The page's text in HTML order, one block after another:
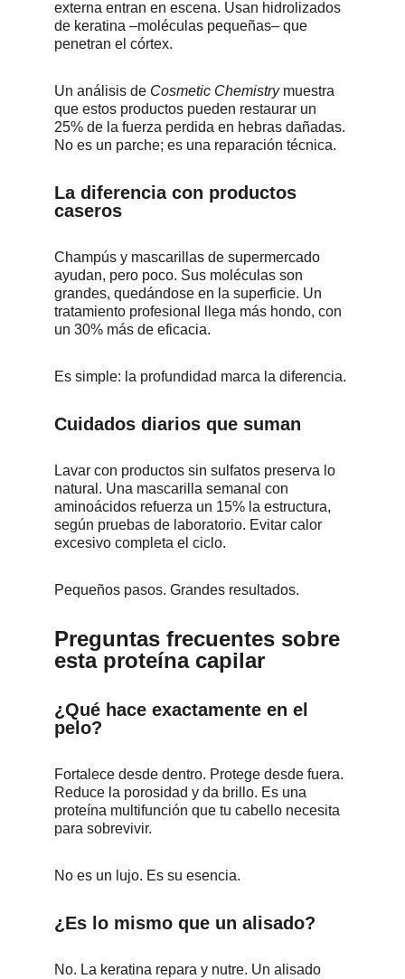
externa entran en escena. Usan hidrolizados
de keratina –moléculas pequeñas– que
penetran el córtex.
Un análisis de Cosmetic Chemistry muestra
que estos productos pueden restaurar un
25% de la fuerza perdida en hebras dañadas.
No es un parche; es una reparación técnica.
La diferencia con productos
caseros
Champús y mascarillas de supermercado
ayudan, pero poco. Sus moléculas son
grandes, quedándose en la superficie. Un
tratamiento profesional llega más hondo, con
un 30% más de eficacia.
Es simple: la profundidad marca la diferencia.
Cuidados diarios que suman
Lavar con productos sin sulfatos preserva lo
natural. Una mascarilla semanal con
aminoácidos refuerza un 15% la estructura,
según pruebas de laboratorio. Evitar calor
excesivo completa el ciclo.
Pequeños pasos. Grandes resultados.
Preguntas frecuentes sobre
esta proteína capilar
¿Qué hace exactamente en el
pelo?
Fortalece desde dentro. Protege desde fuera.
Reduce la porosidad y da brillo. Es una
proteína multifunción que tu cabello necesita
para sobrevivir.
No es un lujo. Es su esencia.
¿Es lo mismo que un alisado?
No. La keratina repara y nutre. Un alisado